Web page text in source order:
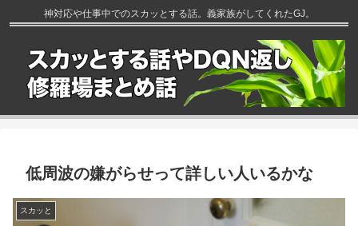
神対応や仕事中でのスカッとする話。義家族がしてくれたGJ。
低周波の嫌がらせって詳しい人いるかな
スカッと